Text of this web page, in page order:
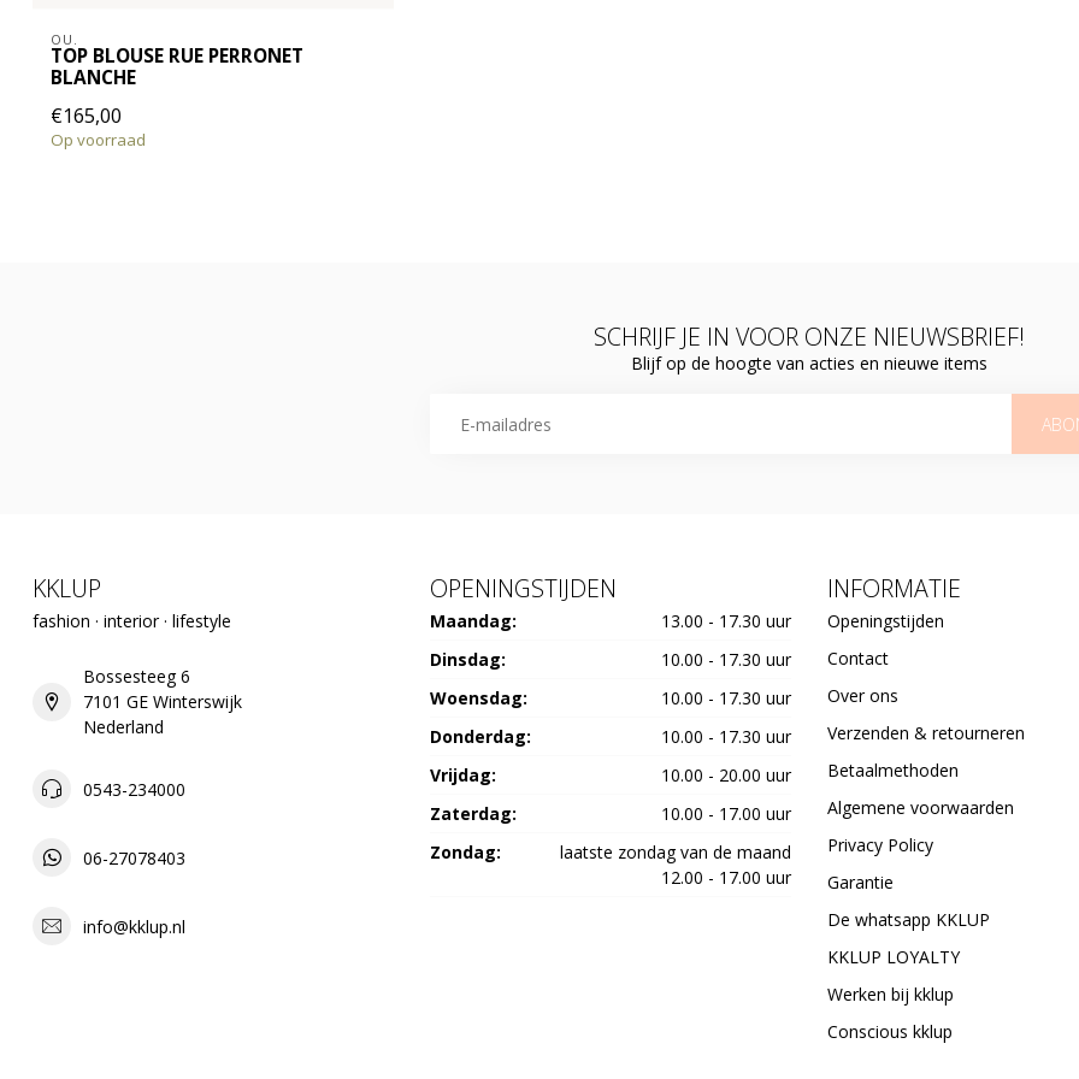
OU.
TOP BLOUSE RUE PERRONET
BLANCHE
€165,00
Op voorraad
SCHRIJF JE IN VOOR ONZE NIEUWSBRIEF!
Blijf op de hoogte van acties en nieuwe items
KKLUP
fashion · interior · lifestyle
Bossesteeg 6
7101 GE Winterswijk
Nederland
0543-234000
06-27078403
info@kklup.nl
OPENINGSTIJDEN
Maandag:
13.00 - 17.30 uur
Dinsdag:
10.00 - 17.30 uur
Woensdag:
10.00 - 17.30 uur
Donderdag:
10.00 - 17.30 uur
Vrijdag:
10.00 - 20.00 uur
Zaterdag:
10.00 - 17.00 uur
Zondag:
laatste zondag van de maand
12.00 - 17.00 uur
INFORMATIE
Openingstijden
Contact
Over ons
Verzenden & retourneren
Betaalmethoden
Algemene voorwaarden
Privacy Policy
Garantie
De whatsapp KKLUP
KKLUP LOYALTY
Werken bij kklup
Conscious kklup